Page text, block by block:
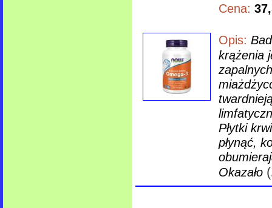
Cena:
Opis:
krążenia
Płytki
płynąć,
Okazało (